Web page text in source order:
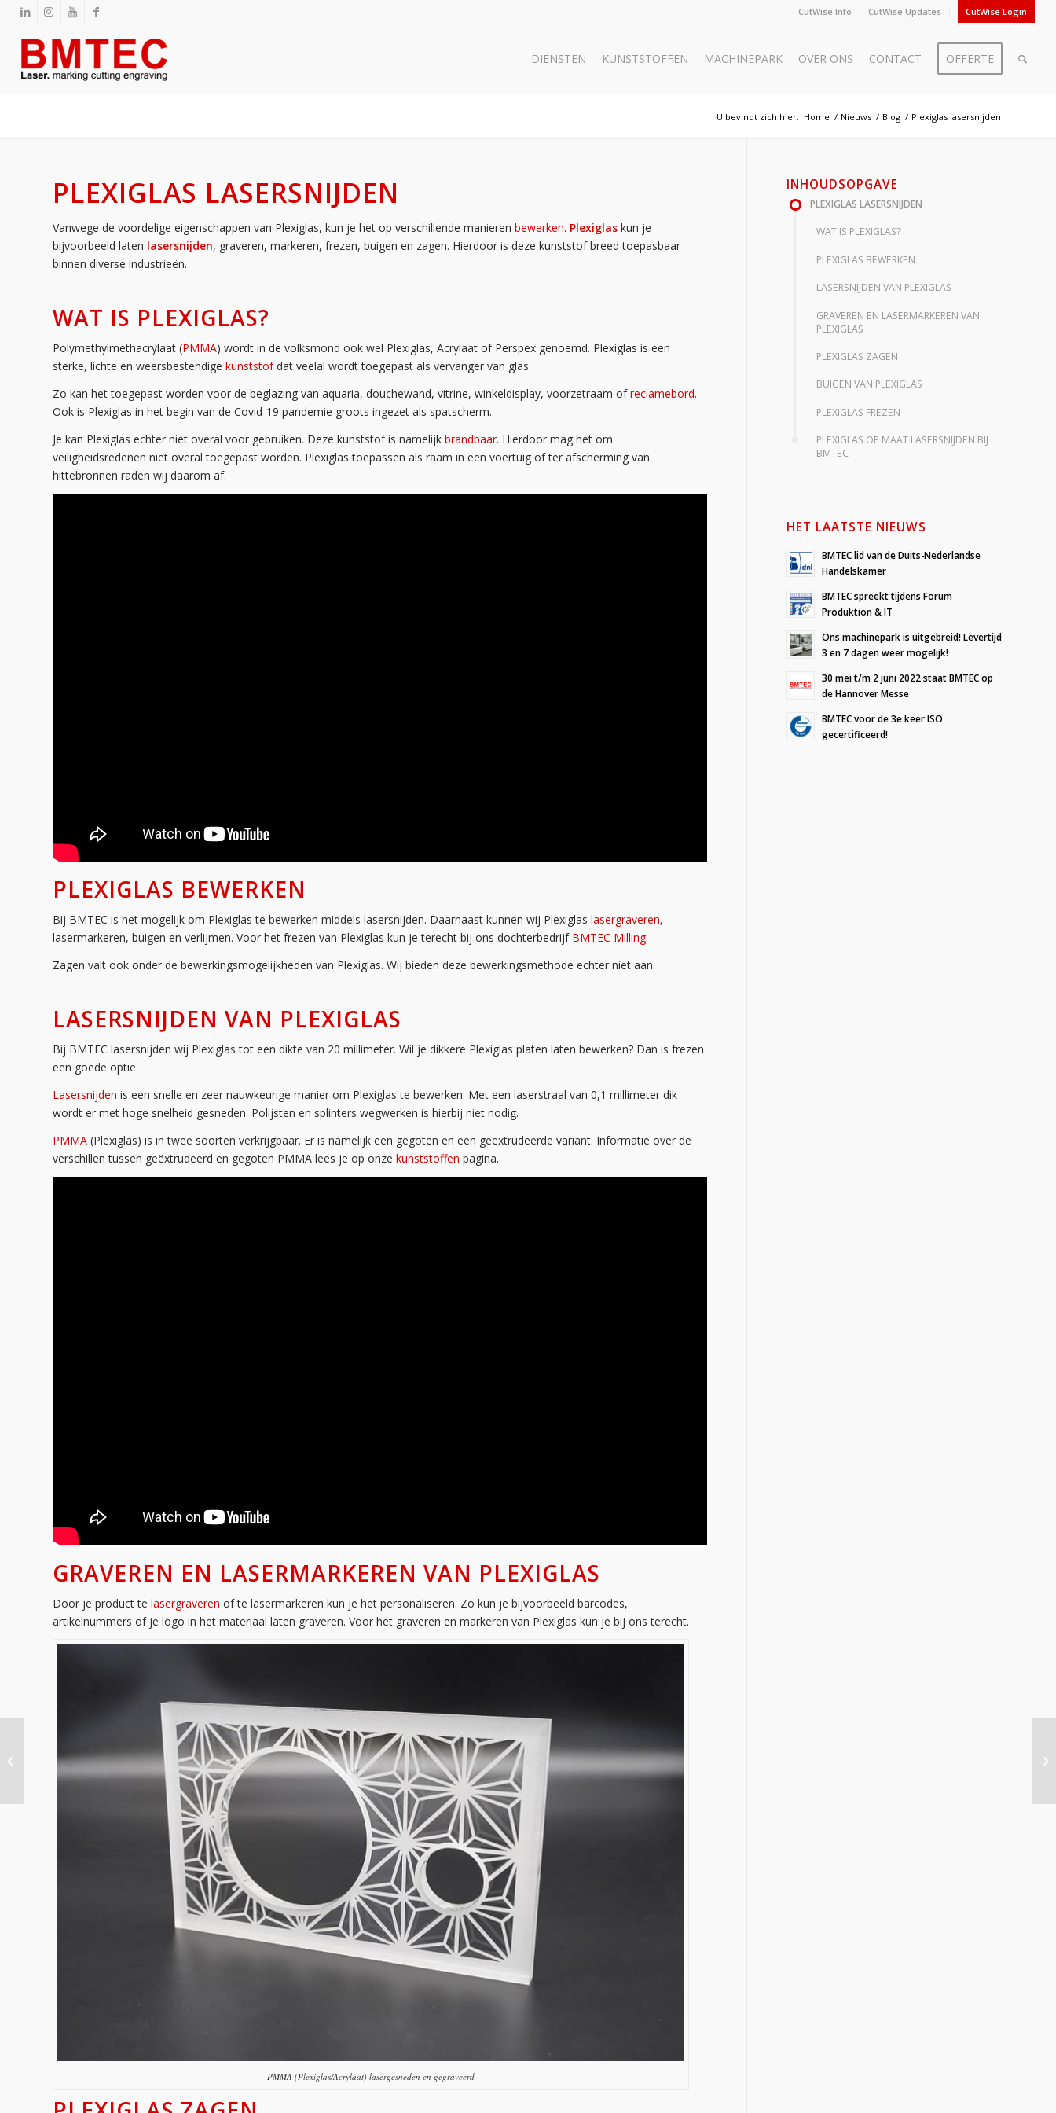
CutWise Info CutWise Updates CutWise Login
DIENSTEN KUNSTSTOFFEN MACHINEPARK OVER ONS CONTACT OFFERTE
U bevindt zich hier: Home / Nieuws / Blog / Plexiglas lasersnijden
PLEXIGLAS LASERSNIJDEN
Vanwege de voordelige eigenschappen van Plexiglas, kun je het op verschillende manieren bewerken. Plexiglas kun je
bijvoorbeeld laten lasersnijden, graveren, markeren, frezen, buigen en zagen. Hierdoor is deze kunststof breed toepasbaar
binnen diverse industrieën.
WAT IS PLEXIGLAS?
Polymethylmethacrylaat (PMMA) wordt in de volksmond ook wel Plexiglas, Acrylaat of Perspex genoemd. Plexiglas is een
sterke, lichte en weersbestendige kunststofdat veelal wordt toegepast als vervanger van glas.
Zo kan het toegepast worden voor de beglazing van aquaria, douchewand, vitrine, winkeldisplay, voorzetraam ofreclamebord.
Ook is Plexiglas in het begin van de Covid-19 pandemie groots ingezet als spatscherm.
Je kan Plexiglas echter niet overal voor gebruiken. Deze kunststof is namelijk brandbaar. Hierdoor mag het om
veiligheidsredenen niet overal toegepast worden. Plexiglas toepassen als raam in een voertuig of ter afscherming van
hittebronnen raden wij daarom af.
PLEXIGLAS BEWERKEN
Bij BMTEC is het mogelijk om Plexiglas te bewerken middels lasersnijden. Daarnaast kunnen wij Plexiglas lasergraveren,
lasermarkeren, buigen en verlijmen. Voor het frezen van Plexiglas kun je terecht bij ons dochterbedrijf BMTEC Milling.
Zagen valt ook onder de bewerkingsmogelijkheden van Plexiglas. Wij bieden deze bewerkingsmethode echter niet aan.
LASERSNIJDEN VAN PLEXIGLAS
Bij BMTEC lasersnijden wij Plexiglas tot een dikte van 20 millimeter. Wil je dikkere Plexiglas platen laten bewerken? Dan is frezen
een goede optie.
Lasersnijden is een snelle en zeer nauwkeurige manier om Plexiglas te bewerken. Met een laserstraal van 0,1 millimeter dik
wordt er met hoge snelheid gesneden. Polijsten en splinters wegwerken is hierbij niet nodig.
PMMA (Plexiglas) is in twee soorten verkrijgbaar. Er is namelijk een gegoten en een geëxtrudeerde variant. Informatie over de
verschillen tussen geëxtrudeerd en gegoten PMMA lees je op onze kunststoffen pagina.
GRAVEREN EN LASERMARKEREN VAN PLEXIGLAS
Door je product te lasergraveren of te lasermarkeren kun je het personaliseren. Zo kun je bijvoorbeeld barcodes,
artikelnummers of je logo in het materiaal laten graveren. Voor het graveren en markeren van Plexiglas kun je bij ons terecht.
PMMA (Plexiglas/Acrylaat) lasergesneden en gegraveerd
INHOUDSOPGAVE
PLEXIGLAS LASERSNIJDEN
WAT IS PLEXIGLAS?
PLEXIGLAS BEWERKEN
LASERSNIJDEN VAN PLEXIGLAS
GRAVEREN EN LASERMARKEREN VAN
PLEXIGLAS
PLEXIGLAS ZAGEN
BUIGEN VAN PLEXIGLAS
PLEXIGLAS FREZEN
PLEXIGLAS OP MAAT LASERSNIJDEN BIJ
BMTEC
HET LAATSTE NIEUWS
BMTEC lid van de Duits-Nederlandse
Handelskamer
BMTEC spreekt tijdens Forum
Produktion & IT
Ons machinepark is uitgebreid! Levertijd
3 en 7 dagen weer mogelijk!
30 mei t/m 2 juni 2022 staat BMTEC op
de Hannover Messe
BMTEC voor de 3e keer ISO
gecertificeerd!
lasermarkeren: de
verschillen op een rij